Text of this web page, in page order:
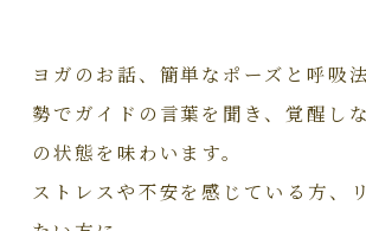
ヨガのお話、簡単なポーズと呼吸
勢でガイドの言葉を聞き、覚醒し
の状態を味わいます。
ストレスや不安を感じている方、